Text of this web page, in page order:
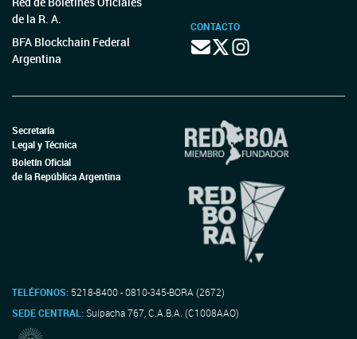
de la R. A.
BFA Blockchain Federal
Argentina
CONTACTO
Secretaría
Legal y Técnica
Boletín Oficial
de la República Argentina
TELÉFONOS: 5218-8400 - 0810-345-BORA (2672)
SEDE CENTRAL:Suipacha 767, C.A.B.A. (C1008AAO)